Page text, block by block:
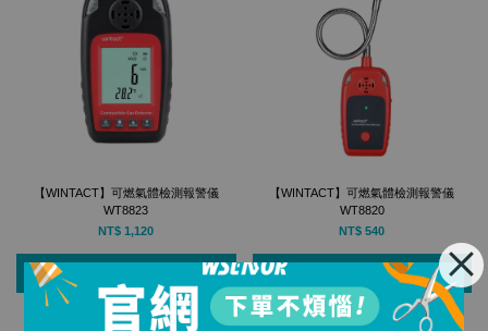
【WINTACT】可燃氣體檢測報警儀
WT8823
NT$ 1,120
【WINTACT】可燃氣體檢測報警儀
WT8820
NT$ 540
加入購物車